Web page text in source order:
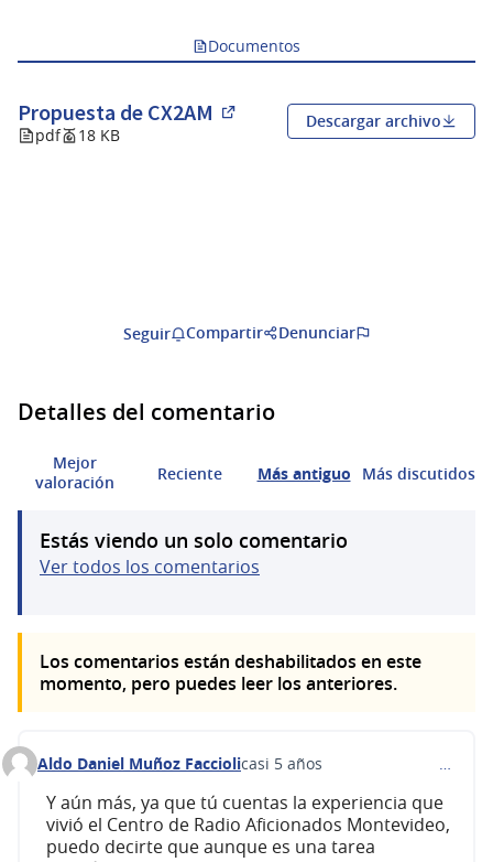
Documentos
Propuesta de CX2AM
(Abrir en una pestaña nueva)
pdf 18 KB
Descargar archivo
Seguir Compartir Denunciar
Detalles del comentario
Mejor
valoración
Reciente Más antiguo Más discutidos
Estás viendo un solo comentario
Ver todos los comentarios
Los comentarios están deshabilitados en este
momento, pero puedes leer los anteriores.
Comentario 164 (responder al comentario 158)
Aldo Daniel Muñoz Facciolicasi 5 años
Y aún más, ya que tú cuentas la experiencia que
vivió el Centro de Radio Aficionados Montevideo,
puedo decirte que aunque es una tarea